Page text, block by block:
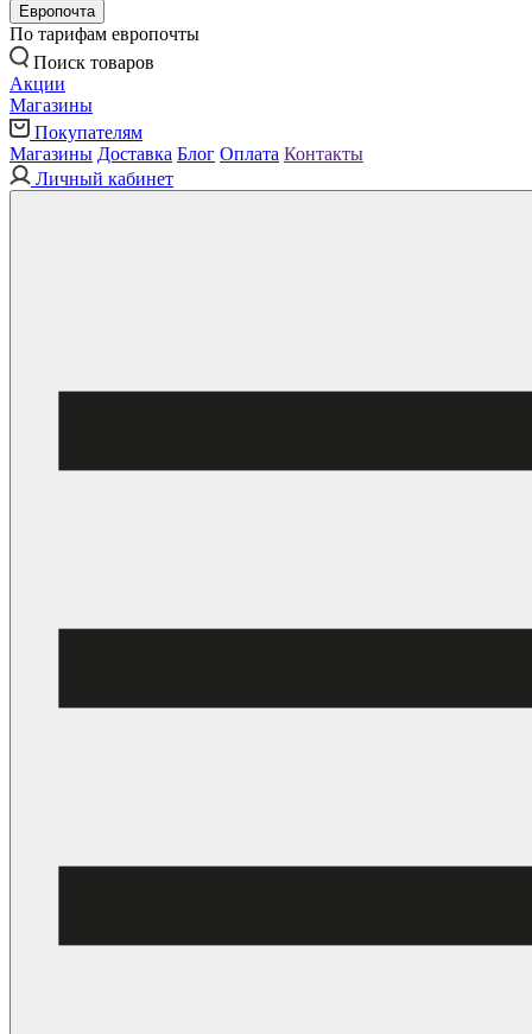
Европочта
По тарифам европочты
Поиск товаров
Акции
Магазины
Покупателям
Магазины Доставка Блог Оплата Контакты
Личный кабинет